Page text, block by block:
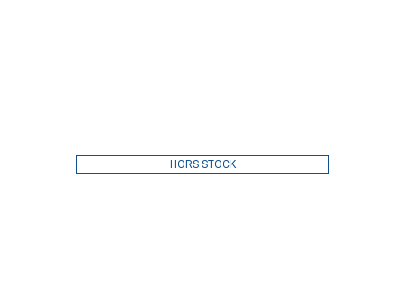
HORS STOCK